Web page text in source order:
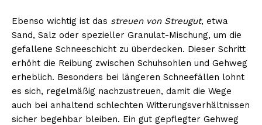
Ebenso wichtig ist das streuen von Streugut, etwa
Sand, Salz oder spezieller Granulat-Mischung, um die
gefallene Schneeschicht zu überdecken. Dieser Schritt
erhöht die Reibung zwischen Schuhsohlen und Gehweg
erheblich. Besonders bei längeren Schneefällen lohnt
es sich, regelmäßig nachzustreuen, damit die Wege
auch bei anhaltend schlechten Witterungsverhältnissen
sicher begehbar bleiben. Ein gut gepflegter Gehweg